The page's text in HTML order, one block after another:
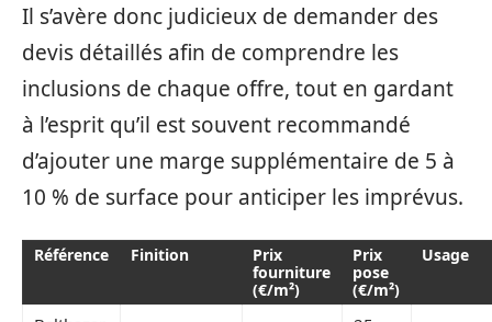
Il s’avère donc judicieux de demander des
devis détaillés afin de comprendre les
inclusions de chaque offre, tout en gardant
à l’esprit qu’il est souvent recommandé
d’ajouter une marge supplémentaire de 5 à
10 % de surface pour anticiper les imprévus.
Référence Finition
Prix
fourniture
(€/m²)
Prix
pose
(€/m²)
Usage